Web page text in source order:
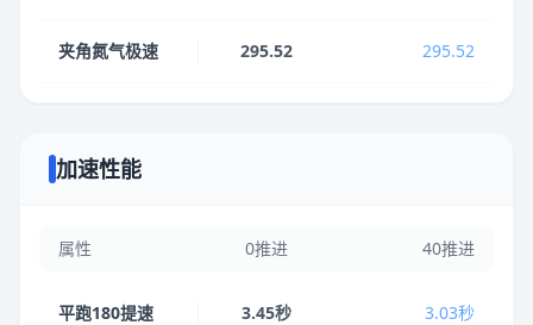
夹角氮气极速 295.52 295.52
加速性能
属性 0推进 40推进
平跑180提速 3.45秒 3.03秒